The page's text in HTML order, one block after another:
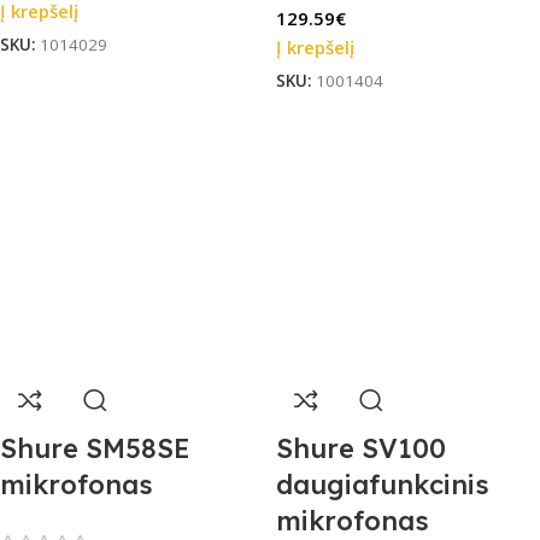
Į krepšelį
SKU: 1014029
129.59€
Į krepšelį
SKU: 1001404
Shure SM58SE
mikrofonas
Shure SV100
daugiafunkcinis
mikrofonas